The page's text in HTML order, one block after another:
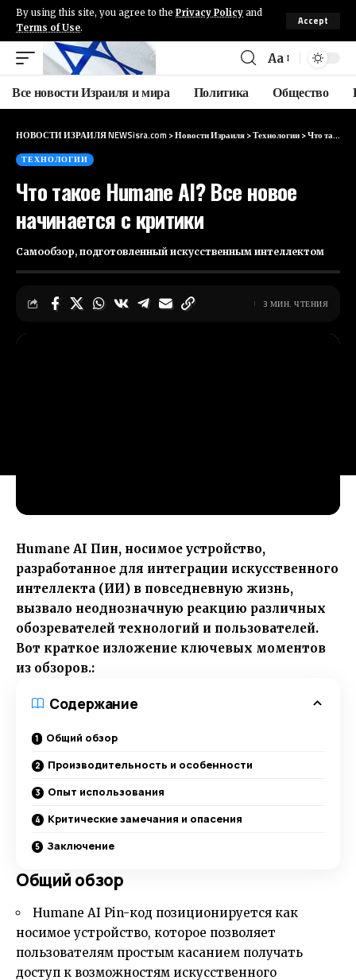
By using this site, you agree to the Privacy Policy and
Terms of Use.
Accept
Aa
Все новости Израиля и мира Политика Общество
НОВОСТИ ИЗРАИЛЯ NEWSisra.com >Новости Израиля>Технологии>Что такое Humane AI? Все новое начинается с критики
ТЕХНОЛОГИИ
Что такое Humane AI? Все новое
начинается с критики
Самообзор, подготовленный искусственным интеллектом
3 МИН. ЧТЕНИЯ
Humane AI Пин, носимое устройство,
разработанное для интеграции искусственного
интеллекта (ИИ) в повседневную жизнь,
вызвало неоднозначную реакцию различных
обозревателей технологий и пользователей.
Вот краткое изложение ключевых моментов
из обзоров.:
Содержание
Общий обзор
Производительность и особенности
Опыт использования
Критические замечания и опасения
Заключение
Общий обзор
Humane AI Pin-код позиционируется как
носимое устройство, которое позволяет
пользователям простым касанием получать
доступ к возможностям искусственного